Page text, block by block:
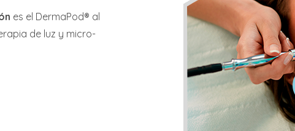
es el DermaPod® al
de luz y micro-